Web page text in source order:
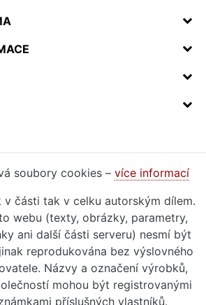
soubory cookies – více informací
v části tak v celku autorským dílem.
webu (texty, obrázky, parametry,
ani další části serveru) nesmí být
reprodukována bez výslovného
Názvy a označení výrobků,
mohou být registrovanými
příslušných vlastníků.